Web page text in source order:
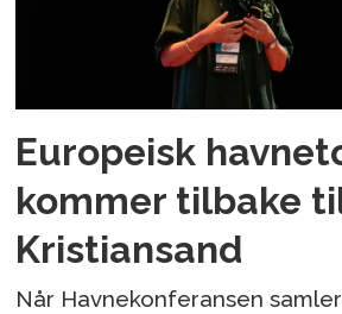
Europeisk
kommer tilbake
Kristiansand
Når Havnekonferansen